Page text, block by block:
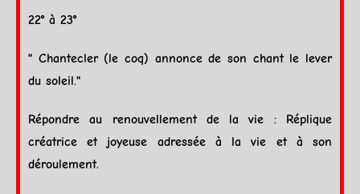
22° à 23°
" Chantecler (le coq) annonce de son chant le lever
du soleil."
Répondre au renouvellement de la vie : Réplique
créatrice et joyeuse adressée à la vie et à son
déroulement.